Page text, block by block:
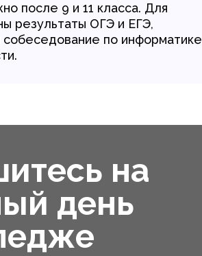
после 9 и 11 класса. Для
результаты ОГЭ и ЕГЭ,
собеседование по информатике
на
день